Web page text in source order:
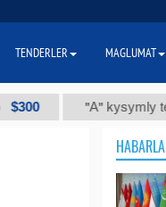
"А" kysymly tehniki
TENDERLER MAGLUMAT